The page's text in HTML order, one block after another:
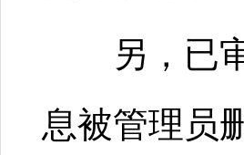
另，已审
息被管理员